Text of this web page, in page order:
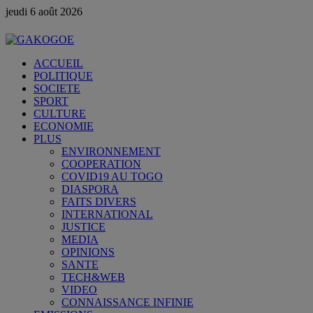
jeudi 6 août 2026
ACCUEIL
POLITIQUE
SOCIETE
SPORT
CULTURE
ECONOMIE
PLUS
ENVIRONNEMENT
COOPERATION
COVID19 AU TOGO
DIASPORA
FAITS DIVERS
INTERNATIONAL
JUSTICE
MEDIA
OPINIONS
SANTE
TECH&WEB
VIDEO
CONNAISSANCE INFINIE